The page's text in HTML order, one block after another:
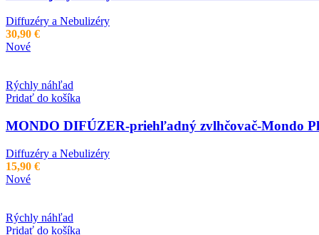
Diffuzéry a Nebulizéry
30,90 €
Nové
Rýchly náhľad
Pridať do košíka
MONDO DIFÚZER-priehľadný zvlhčovač-Mondo
Diffuzéry a Nebulizéry
15,90 €
Nové
Rýchly náhľad
Pridať do košíka